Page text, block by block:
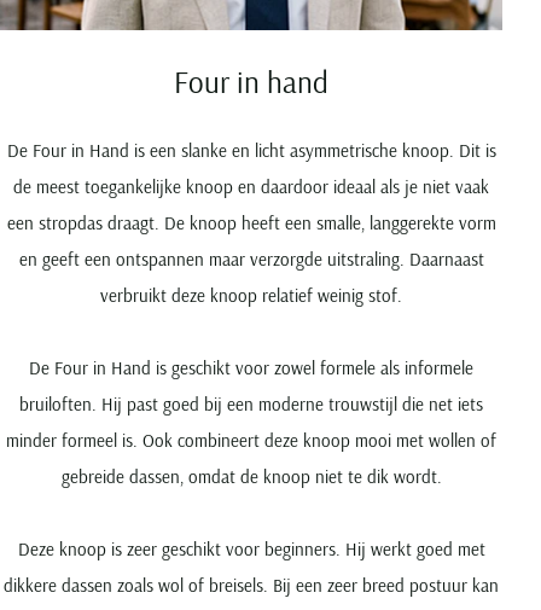
Four in hand
De Four in Hand is een slanke en licht asymmetrische knoop. Dit is
de meest toegankelijke knoop en daardoor ideaal als je niet vaak
een stropdas draagt. De knoop heeft een smalle, langgerekte vorm
en geeft een ontspannen maar verzorgde uitstraling. Daarnaast
verbruikt deze knoop relatief weinig stof.
De Four in Hand is geschikt voor zowel formele als informele
bruiloften. Hij past goed bij een moderne trouwstijl die net iets
minder formeel is. Ook combineert deze knoop mooi met wollen of
gebreide dassen, omdat de knoop niet te dik wordt.
Deze knoop is zeer geschikt voor beginners. Hij werkt goed met
dikkere dassen zoals wol of breisels. Bij een zeer breed postuur kan